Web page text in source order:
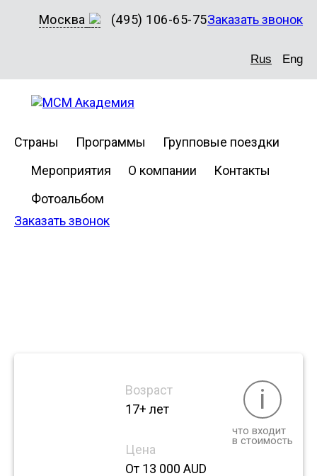
Москва (495) 106-65-75Заказать звонок
Rus Eng
Страны Программы
Групповые поездки
Мероприятия
О компании
Контакты
Фотоальбом
Заказать звонок
Возраст
17+ лет
i
что входит
в стоимость
Цена
От 13 000 AUD